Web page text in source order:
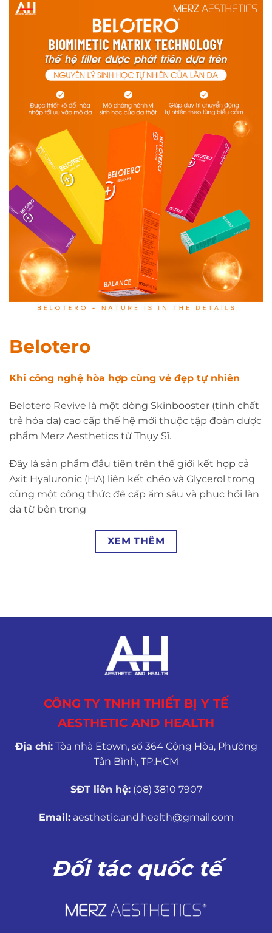
Belotero
Khi công nghệ hòa hợp cùng vẻ đẹp tự nhiên
Belotero Revive là một dòng Skinbooster (tinh chất
trẻ hóa da) cao cấp thế hệ mới thuộc tập đoàn dược
phẩm Merz Aesthetics từ Thụy Sĩ.
Đây là sản phẩm đầu tiên trên thế giới kết hợp cả
Axit Hyaluronic (HA) liên kết chéo và Glycerol trong
cùng một công thức để cấp ẩm sâu và phục hồi làn
da từ bên trong
XEM THÊM
CÔNG TY TNHH THIẾT BỊ Y TẾ
AESTHETIC AND HEALTH
Địa chỉ:Tòa nhà Etown, số 364 Cộng Hòa, Phường
Tân Bình, TP.HCM
SĐT liên hệ:(08) 3810 7907
Email:aesthetic.and.health@gmail.com
Đối tác quốc tế